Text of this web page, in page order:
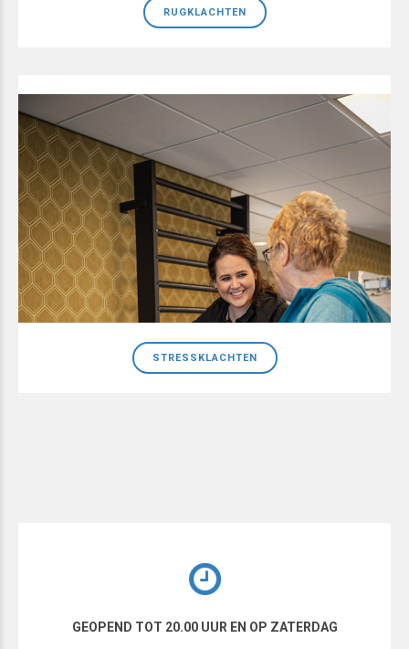
RUGKLACHTEN
STRESSKLACHTEN
GEOPEND TOT 20.00 UUR EN OP ZATERDAG